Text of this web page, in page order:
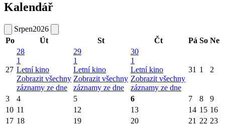
Kalendář
Srpen2026
Po
Út St Čt Pá So Ne
27
28
1
Letní kino
Zobrazit všechny
záznamy ze dne
29
1
Letní kino
Zobrazit všechny
záznamy ze dne
30
1
Letní kino
Zobrazit všechny
záznamy ze dne
31 1 2
3 4 5 6 7 8
9
10 11 12 13 14 15 16
17 18 19 20 21 22 23